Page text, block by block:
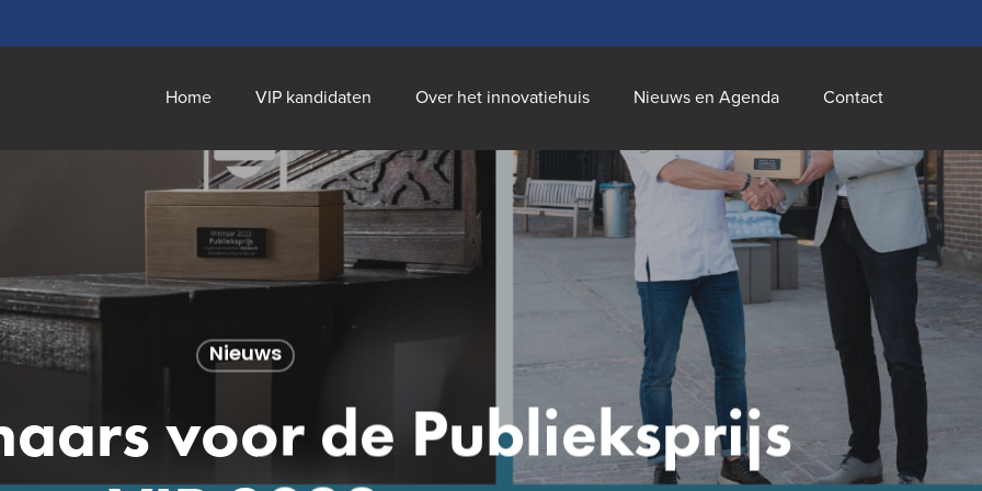
Home VIP kandidaten Over het innovatiehuis Nieuws en Agenda Contact
Nieuws
voor de Publieksprijs